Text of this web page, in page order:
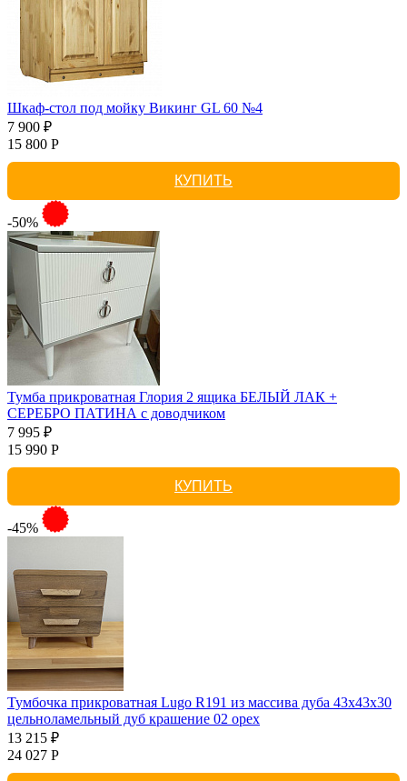
Шкаф-стол под мойку Викинг GL 60 №4
7 900 ₽
15 800 Р
КУПИТЬ
-50%
Тумба прикроватная Глория 2 ящика БЕЛЫЙ ЛАК +
СЕРЕБРО ПАТИНА с доводчиком
7 995 ₽
15 990 Р
КУПИТЬ
-45%
Тумбочка прикроватная Lugo R191 из массива дуба 43х43х30
цельноламельный дуб крашение 02 орех
13 215 ₽
24 027 Р